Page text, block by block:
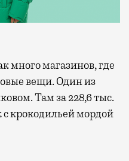
вещи. Один из
Там за 228,6 тыс.
с крокодильей мордой